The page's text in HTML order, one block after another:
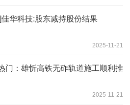
佳华科技:股东减持股份结果
2025-11-21
门：雄忻高铁无砟轨道施工顺利推
2025-11-21